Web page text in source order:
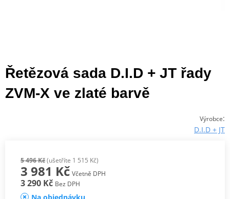
Řetězová sada D.I.D + JT řady
ZVM-X ve zlaté barvě
Výrobce:
D.I.D + JT
5 496 Kč(ušetříte 1 515 Kč)
3 981 Kč Včetně DPH
3 290 Kč Bez DPH